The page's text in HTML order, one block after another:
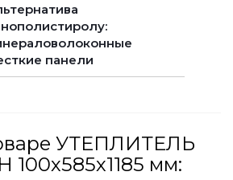
панели
УТЕПЛИТЕЛЬ
100х585х1185 мм: